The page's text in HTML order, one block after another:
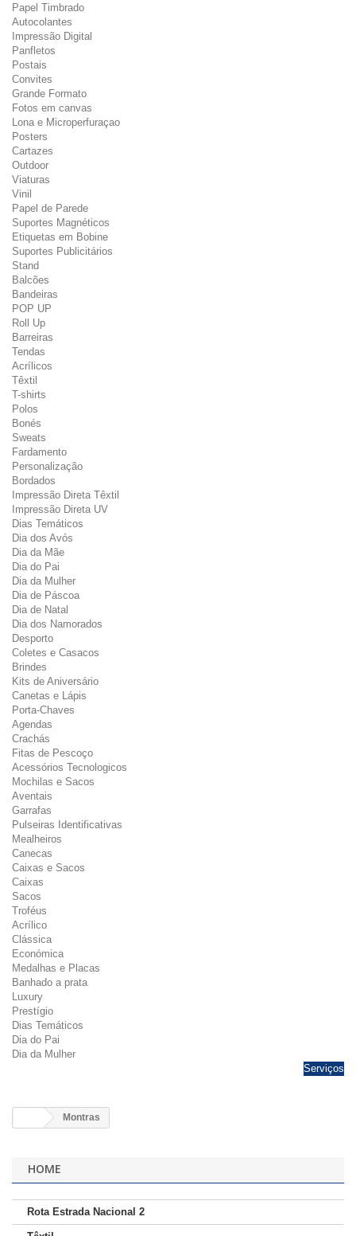
Papel Timbrado
Autocolantes
Impressão Digital
Panfletos
Postais
Convites
Grande Formato
Fotos em canvas
Lona e Microperfuraçao
Posters
Cartazes
Outdoor
Viaturas
Vinil
Papel de Parede
Suportes Magnéticos
Etiquetas em Bobine
Suportes Publicitários
Stand
Balcões
Bandeiras
POP UP
Roll Up
Barreiras
Tendas
Acrílicos
Têxtil
T-shirts
Polos
Bonés
Sweats
Fardamento
Personalização
Bordados
Impressão Direta Têxtil
Impressão Direta UV
Dias Temáticos
Dia dos Avós
Dia da Mãe
Dia do Pai
Dia da Mulher
Dia de Páscoa
Dia de Natal
Dia dos Namorados
Desporto
Coletes e Casacos
Brindes
Kits de Aniversário
Canetas e Lápis
Porta-Chaves
Agendas
Crachás
Fitas de Pescoço
Acessórios Tecnologicos
Mochilas e Sacos
Aventais
Garrafas
Pulseiras Identificativas
Mealheiros
Canecas
Caixas e Sacos
Caixas
Sacos
Troféus
Acrílico
Clássica
Económica
Medalhas e Placas
Banhado a prata
Luxury
Prestígio
Dias Temáticos
Dia do Pai
Dia da Mulher
Serviços
Montras
HOME
Rota Estrada Nacional 2